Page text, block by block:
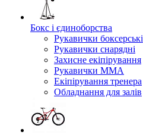
Бокс і єдиноборства
Рукавички боксерські
Рукавички снарядні
Захисне екіпірування
Рукавички ММА
Екіпірування тренера
Обладнання для залів